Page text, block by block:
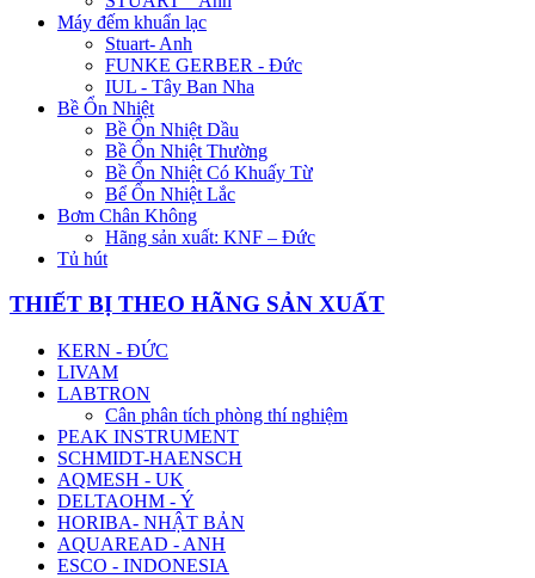
Máy đếm khuẩn lạc
Stuart- Anh
FUNKE GERBER - Đức
IUL - Tây Ban Nha
Bề Ổn Nhiệt
Bề Ổn Nhiệt Dầu
Bề Ổn Nhiệt Thường
Bề Ổn Nhiệt Có Khuấy Từ
Bể Ổn Nhiệt Lắc
Bơm Chân Không
Hãng sản xuất: KNF – Đức
Tủ hút
THIẾT BỊ THEO HÃNG SẢN XUẤT
KERN - ĐỨC
LIVAM
LABTRON
Cân phân tích phòng thí nghiệm
PEAK INSTRUMENT
SCHMIDT-HAENSCH
AQMESH - UK
DELTAOHM - Ý
HORIBA- NHẬT BẢN
AQUAREAD - ANH
ESCO - INDONESIA